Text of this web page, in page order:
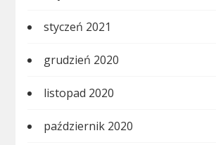
styczeń 2021
grudzień 2020
listopad 2020
październik 2020